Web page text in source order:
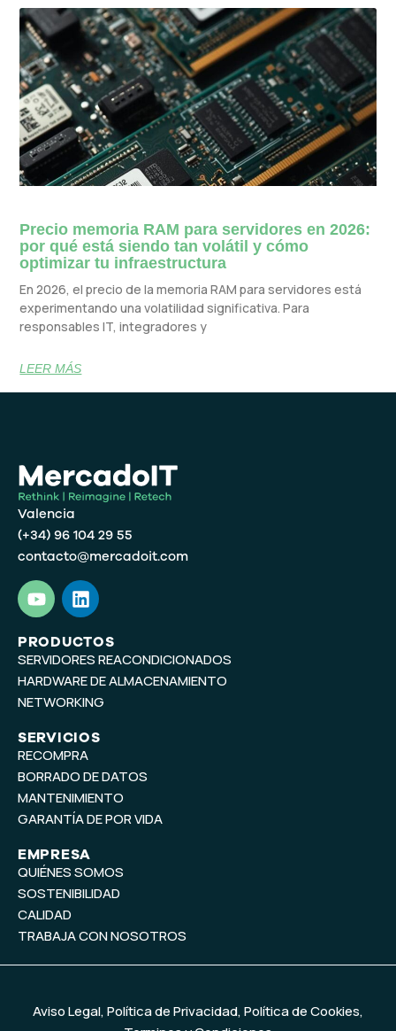
Precio memoria RAM para servidores en 2026:
por qué está siendo tan volátil y cómo
optimizar tu infraestructura
En 2026, el precio de la memoria RAM para servidores está
experimentando una volatilidad significativa. Para
responsables IT, integradores y
LEER MÁS
Valencia
(+34) 96 104 29 55
contacto@mercadoit.com
Y
o
u
t
u
b
e
L
i
n
k
e
d
i
PRODUCTOS
SERVIDORES REACONDICIONADOS
HARDWARE DE ALMACENAMIENTO
NETWORKING
SERVICIOS
RECOMPRA
BORRADO DE DATOS
MANTENIMIENTO
GARANTÍA DE POR VIDA
EMPRESA
QUIÉNES SOMOS
SOSTENIBILIDAD
CALIDAD
TRABAJA CON NOSOTROS
Aviso Legal,Política de Privacidad,Política de Cookies,